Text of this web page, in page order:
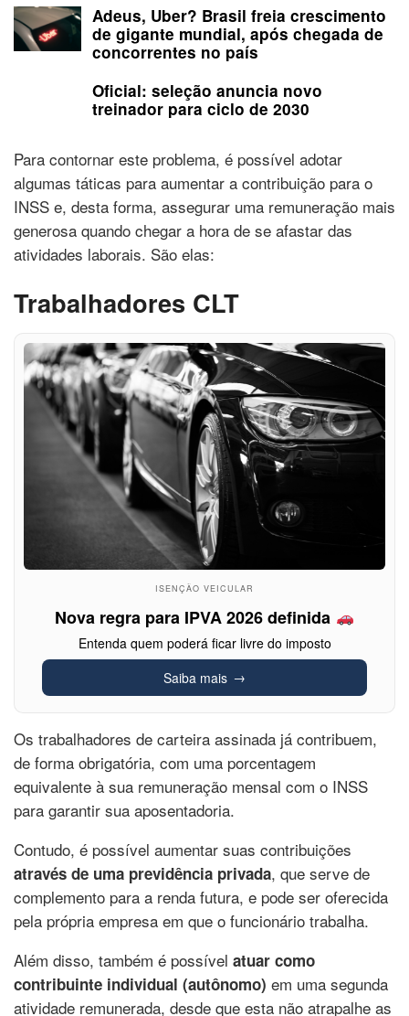
Adeus, Uber? Brasil freia crescimento
de gigante mundial, após chegada de
concorrentes no país
Oficial: seleção anuncia novo
treinador para ciclo de 2030
Para contornar este problema, é possível adotar
algumas táticas para aumentar a contribuição para o
INSS e, desta forma, assegurar uma remuneração mais
generosa quando chegar a hora de se afastar das
atividades laborais. São elas:
Trabalhadores CLT
ISENÇÃO VEICULAR
Nova regra para IPVA 2026 definida
Entenda quem poderá ficar livre do imposto
Saiba mais
Os trabalhadores de carteira assinada já contribuem,
de forma obrigatória, com uma porcentagem
equivalente à sua remuneração mensal com o INSS
para garantir sua aposentadoria.
Contudo, é possível aumentar suas contribuições
através de uma previdência privada, que serve de
complemento para a renda futura, e pode ser oferecida
pela própria empresa em que o funcionário trabalha.
Além disso, também é possível atuar como
contribuinte individual (autônomo) em uma segunda
atividade remunerada, desde que esta não atrapalhe as